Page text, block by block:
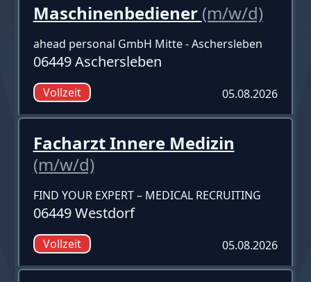
Maschinenbediener (m/w/d)
ahead personal GmbH Mitte - Aschersleben
06449 Aschersleben
Vollzeit 05.08.2026
Facharzt Innere Medizin
(m/w/d)
FIND YOUR EXPERT – MEDICAL RECRUITING
06449 Westdorf
Vollzeit 05.08.2026